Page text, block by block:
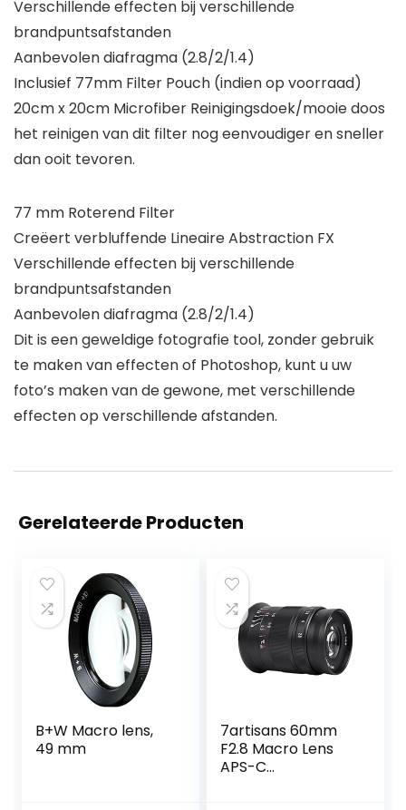
Verschillende effecten bij verschillende
brandpuntsafstanden
Aanbevolen diafragma (2.8/2/1.4)
Inclusief 77mm Filter Pouch (indien op voorraad)
20cm x 20cm Microfiber Reinigingsdoek/mooie doos
het reinigen van dit filter nog eenvoudiger en sneller
dan ooit tevoren.
77 mm Roterend Filter
Creëert verbluffende Lineaire Abstraction FX
Verschillende effecten bij verschillende
brandpuntsafstanden
Aanbevolen diafragma (2.8/2/1.4)
Dit is een geweldige fotografie tool, zonder gebruik
te maken van effecten of Photoshop, kunt u uw
foto’s maken van de gewone, met verschillende
effecten op verschillende afstanden.
Gerelateerde Producten
B+W Macro lens,
49 mm
7artisans 60mm
F2.8 Macro Lens
APS-C